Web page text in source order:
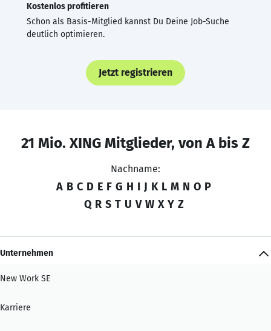
Kostenlos profitieren
Schon als Basis-Mitglied kannst Du Deine Job-Suche
deutlich optimieren.
Jetzt registrieren
21 Mio. XING Mitglieder, von A bis Z
Nachname:
A B C D E F G H I J K L M N O P
Q R S T U V W X Y Z
Unternehmen
New Work SE
Karriere